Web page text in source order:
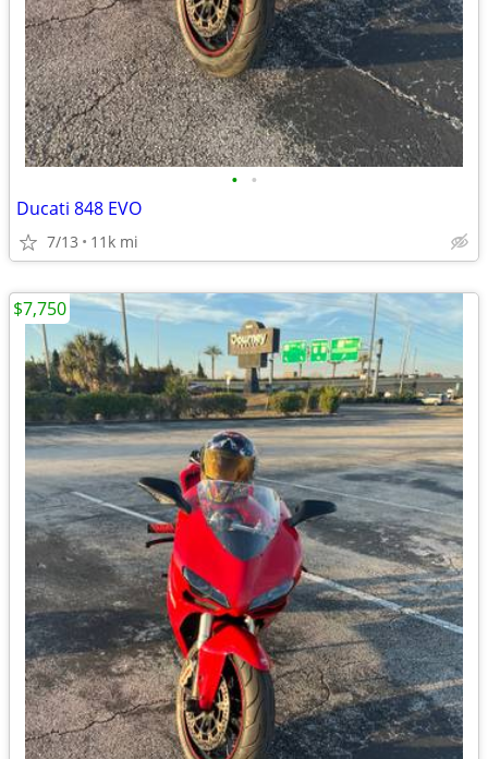
• •
Ducati 848 EVO
7/13 11k mi
$7,750